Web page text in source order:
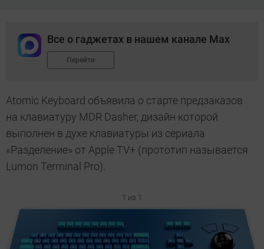
Все о гаджетах в нашем канале Max
Перейти
Atomic Keyboard объявила о старте предзаказов
на клавиатуру MDR Dasher, дизайн которой
выполнен в духе клавиатуры из сериала
«Разделение» от Apple TV+ (прототип называется
Lumon Terminal Pro).
1 из 1